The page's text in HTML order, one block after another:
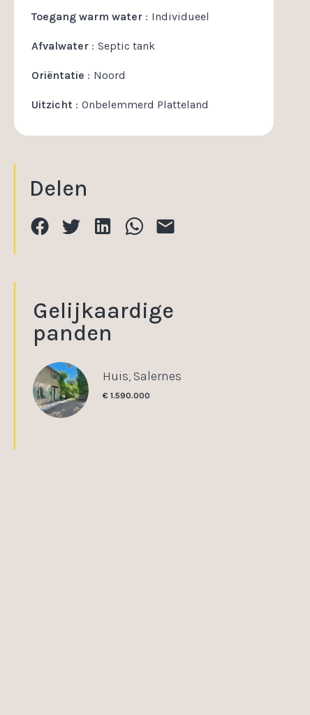
Toegang warm water Individueel
Afvalwater Septic tank
Oriëntatie Noord
Uitzicht Onbelemmerd Platteland
Delen
Gelijkaardige
panden
Huis, Salernes
€ 1.590.000